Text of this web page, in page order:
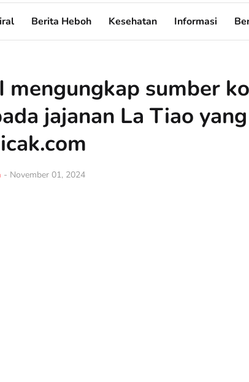
Berita Heboh Kesehatan Informasi
mengungkap sumber
jajanan La Tiao
- November 01, 2024